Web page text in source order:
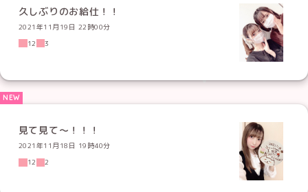
久しぶりのお給仕！！
2021年11月19日 22時00分
12
3
見て見て〜！！！
2021年11月18日 19時40分
12
2